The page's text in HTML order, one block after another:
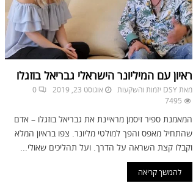
ראיון עם המיליונר הישראלי גבריאל בוזגלו
מאתDSY יזמות והשקעות אוגוסט 23, 2019
0
7495
המאמנת ספיר זיסמן מראיינת את גבריאל בוזגלו – אדם
שהתחיל מאפס והפך למולטי מליונר. צפו בראיון המלא
וקבלו קצת השראה על הדרך. ועל תהליכים שאולי...
להמשך קריאה